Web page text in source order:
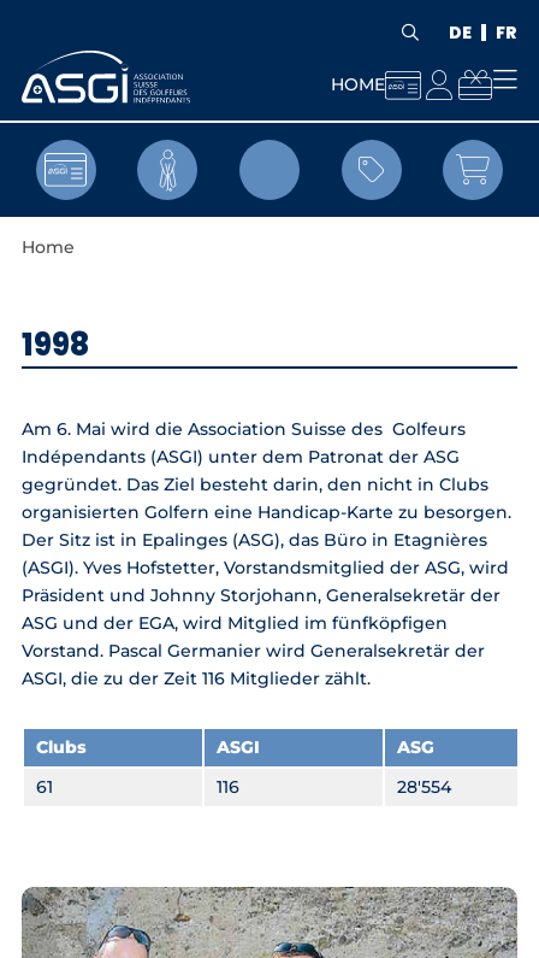
 DE FR
HOME  
 
Home
1998
Am 6. Mai wird die Association Suisse des Golfeurs
Indépendants (ASGI) unter dem Patronat der ASG
gegründet. Das Ziel besteht darin, den nicht in Clubs
organisierten Golfern eine Handicap-Karte zu besorgen.
Der Sitz ist in Epalinges (ASG), das Büro in Etagnières
(ASGI). Yves Hofstetter, Vorstandsmitglied der ASG, wird
Präsident und Johnny Storjohann, Generalsekretär der
ASG und der EGA, wird Mitglied im fünfköpfigen
Vorstand. Pascal Germanier wird Generalsekretär der
ASGI, die zu der Zeit 116 Mitglieder zählt.
Clubs ASGI
ASG
61
116 28'554